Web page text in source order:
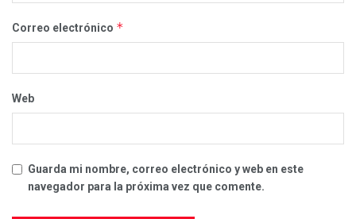
Correo electrónico *
Web
Guarda mi nombre, correo electrónico y web en este
navegador para la próxima vez que comente.